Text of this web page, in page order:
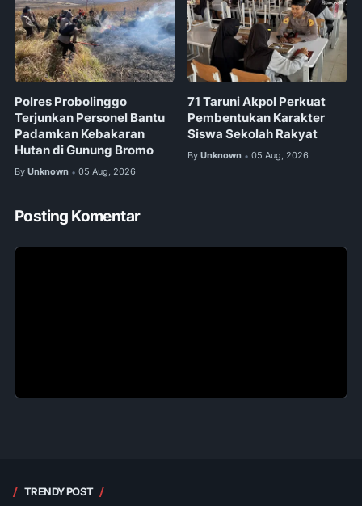
Polres Probolinggo
Terjunkan Personel Bantu
Padamkan Kebakaran
Hutan di Gunung Bromo
By Unknown • 05 Aug, 2026
71 Taruni Akpol Perkuat
Pembentukan Karakter
Siswa Sekolah Rakyat
By Unknown • 05 Aug, 2026
Posting Komentar
TRENDY POST